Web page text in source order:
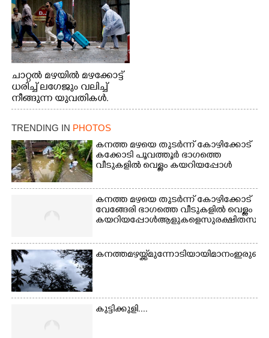
ചാറ്റൽ മഴയിൽ മഴക്കോട്ട്
ധരിച്ച് ലഗേജും വലിച്ച്
നീങ്ങുന്ന യുവതികൾ.
എറണാകുളം മേനകയിൽ
നിന്നുള്ള കാഴ്ച
TRENDING IN PHOTOS
കനത്ത മഴയെ തുടർന്ന് കോഴിക്കോട്
കക്കോടി പൂവത്തൂർ ഭാഗത്തെ
വീടുകളിൽ വെള്ളം കയറിയപ്പോൾ
കനത്ത മഴയെ തുടർന്ന് കോഴിക്കോട്
വേങ്ങേരി ഭാഗത്തെ വീടുകളിൽ വെള്ളം
കയറിയപ്പോൾ ആളുകളെ സുരക്ഷിത
കനത്ത മഴയ്ക്ക് മുന്നോടിയായി മാനം
കുട്ടിക്കുളി....